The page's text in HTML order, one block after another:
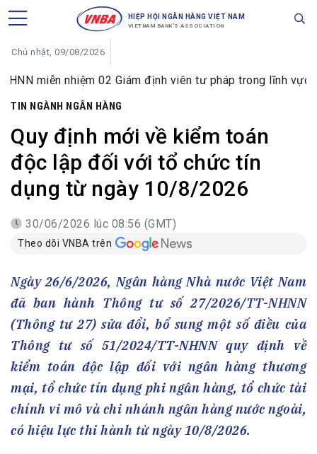
HIỆP HỘI NGÂN HÀNG VIỆT NAM
VIETNAM BANK'S ASSOCIATION
Chủ nhật, 09/08/2026
nhiệm 02 Giám định viên tư pháp trong lĩnh vực tiền tệ và
TIN NGÀNH NGÂN HÀNG
Quy định mới về kiểm toán
độc lập đối với tổ chức tín
dụng từ ngày 10/8/2026
30/06/2026 lúc 08:56 (GMT)
Theo dõi VNBA trên
Ngày 26/6/2026, Ngân hàng Nhà nước Việt Nam
đã ban hành Thông tư số 27/2026/TT-NHNN
(Thông tư 27) sửa đổi, bổ sung một số điều của
Thông tư số 51/2024/TT-NHNN quy định về
kiểm toán độc lập đối với ngân hàng thương
mại, tổ chức tín dụng phi ngân hàng, tổ chức tài
chính vi mô và chi nhánh ngân hàng nước ngoài,
có hiệu lực thi hành từ ngày 10/8/2026.